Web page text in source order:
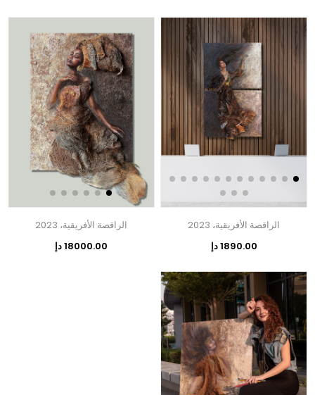
الراقصة الأفريقية، 2023
1890.00 دإ
الراقصة الأفريقية، 2023
18000.00 دإ